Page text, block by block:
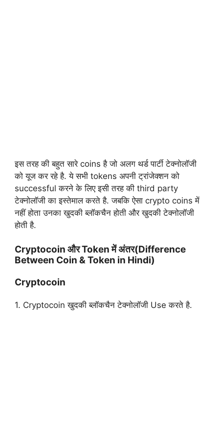
इस तरह की बहुत सारे coins है जो अलग थर्ड पार्टी टेक्नोलॉजी
को यूज कर रहे है. ये सभी tokens अपनी ट्रांजेक्शन को
successful करने के लिए इसी तरह की third party
टेक्नोलॉजी का इस्तेमाल करते है. जबकि ऐसा crypto coins में
नहीं होता उनका खुदकी ब्लॉकचैन होती और खुदकी टेक्नोलॉजी
होती है.
Cryptocoin और Token में अंतर(Difference
Between Coin & Token in Hindi)
Cryptocoin
1. Cryptocoin खुदकी ब्लॉकचैन टेक्नोलॉजी Use करते है.